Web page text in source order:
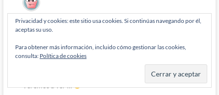
Luisito 1 año han pasado desde que se escribió esto
Responde a
En The Flash también utilizaron la baza de la nostalgia
(Michael Keaton por ejemplo … ) y los resultados no fueron
Veremos a ver …
Privacidad y cookies: este sitio usa cookies. Si continúas navegando por él,
aceptas su uso.
Para obtener más información, incluido cómo gestionar las cookies,
consulta: Política de cookies